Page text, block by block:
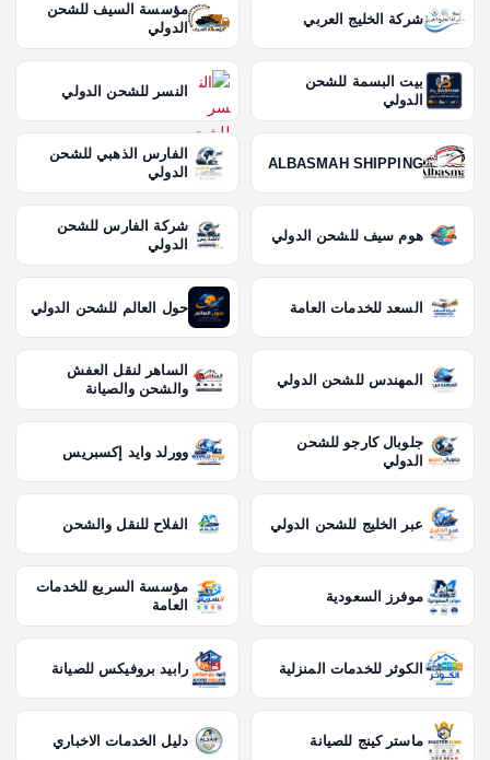
شركة الخليج العربي
مؤسسة السيف للشحن
الدولي
بيت البسمة للشحن
الدولي
النسر للشحن الدولي
ALBASMAH SHIPPING
الفارس الذهبي للشحن
الدولي
هوم سيف للشحن الدولي
شركة الفارس للشحن
الدولي
السعد للخدمات العامة حول العالم للشحن الدولي
المهندس للشحن الدولي
الساهر لنقل العفش
والشحن والصيانة
جلوبال كارجو للشحن
الدولي
وورلد وايد إكسبريس
عبر الخليج للشحن الدولي الفلاح للنقل والشحن
موفرز السعودية
مؤسسة السريع للخدمات
العامة
الكوثر للخدمات المنزلية رابيد بروفيكس للصيانة
ماستر كينج للصيانة دليل الخدمات الاخباري